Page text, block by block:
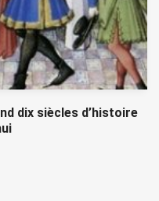
dix siècles d’histoire